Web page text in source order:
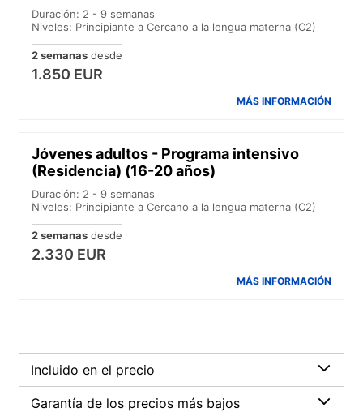
Duración: 2 - 9 semanas
Niveles: Principiante a Cercano a la lengua materna (C2)
2 semanas desde
1.850 EUR
MÁS INFORMACIÓN
Jóvenes adultos - Programa intensivo
(Residencia) (16-20 años)
Duración: 2 - 9 semanas
Niveles: Principiante a Cercano a la lengua materna (C2)
2 semanas desde
2.330 EUR
MÁS INFORMACIÓN
Incluido en el precio
Garantía de los precios más bajos